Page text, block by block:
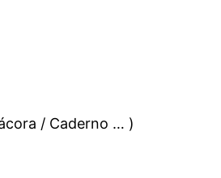
/ Caderno … )